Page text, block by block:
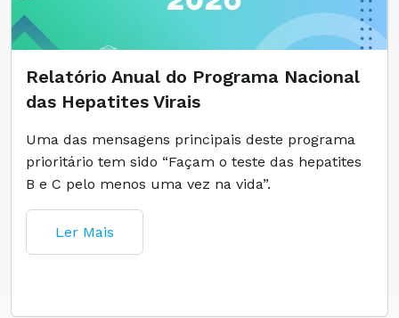
Relatório Anual do Programa Nacional
das Hepatites Virais
Uma das mensagens principais deste programa
prioritário tem sido “Façam o teste das hepatites
B e C pelo menos uma vez na vida”.
Ler Mais